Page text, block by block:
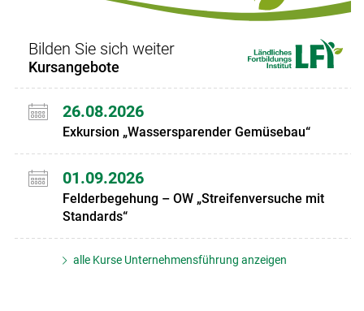
Bilden Sie sich weiter
Kursangebote
26.08.2026
Exkursion „Wassersparender Gemüsebau“
01.09.2026
Felderbegehung – OW „Streifenversuche mit
Standards“
alle Kurse Unternehmensführung anzeigen